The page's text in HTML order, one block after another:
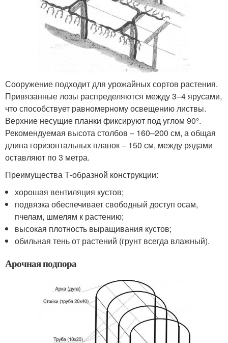
Сооружение подходит для урожайных сортов растения.
Привязанные лозы распределяются между 3–4 ярусами,
что способствует равномерному освещению листвы.
Верхние несущие планки фиксируют под углом 90°.
Рекомендуемая высота столбов – 160–200 см, а общая
длина горизонтальных планок – 150 см, между рядами
оставляют по 3 метра.
Преимущества Т-образной конструкции:
хорошая вентиляция кустов;
подвязка обеспечивает свободный доступ осам,
пчелам, шмелям к растению;
высокая плотность выращивания кустов;
обильная тень от растений (грунт всегда влажный).
Арочная подпора